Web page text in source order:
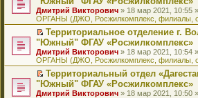
и
ю
о
б
щ
е
н
и
ю
о
м
у
с
о
о
б
щ
е
н
и
и
т
а
н
н
о
м
у
с
о
о
е
п
р
о
ч
и
т
а
н
н
о
в
о
м
у
н
е
п
р
о
ч
и
и
к
п
е
р
в
о
м
у
н
е
е
р
е
й
т
и
к
п
е
р
в
Дмитрий Викторович » 18 мар 2021, 10:55
ОРГАНЫ (ДЖО, Росжилкомплекс, филиалы,
П
е
р
е
й
т
и
Территориальное отделение г.
"Южный" ФГАУ «Росжилкомплекс»
Дмитрий Викторович » 18 мар 2021, 10:54
ОРГАНЫ (ДЖО, Росжилкомплекс, филиалы,
П
е
Территориальный отдел
"Южный" ФГАУ «Росжилкомплекс»
Дмитрий Викторович » 18 мар 2021, 10:50